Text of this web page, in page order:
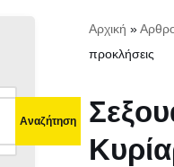
Αναζήτηση
Αρχική »
προκλήσεις